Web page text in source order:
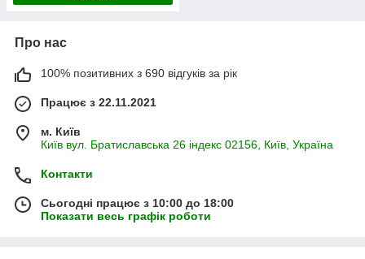
Про нас
100% позитивних з 690 відгуків за рік
Працює з 22.11.2021
м. Київ
Київ вул. Братиславська 26 індекс 02156, Київ, Україна
Контакти
Сьогодні працює з 10:00 до 18:00
Показати весь графік роботи